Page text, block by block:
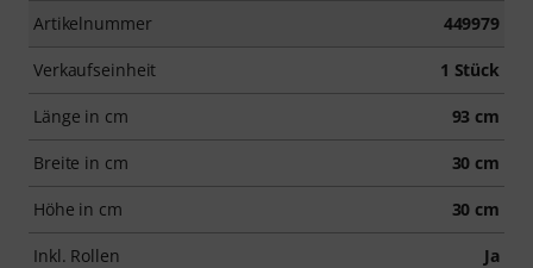
Artikelnummer 449979
Verkaufseinheit 1 Stück
Länge in cm 93 cm
Breite in cm 30 cm
Höhe in cm 30 cm
Inkl. Rollen Ja